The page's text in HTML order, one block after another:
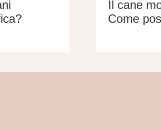
Il cane
Come